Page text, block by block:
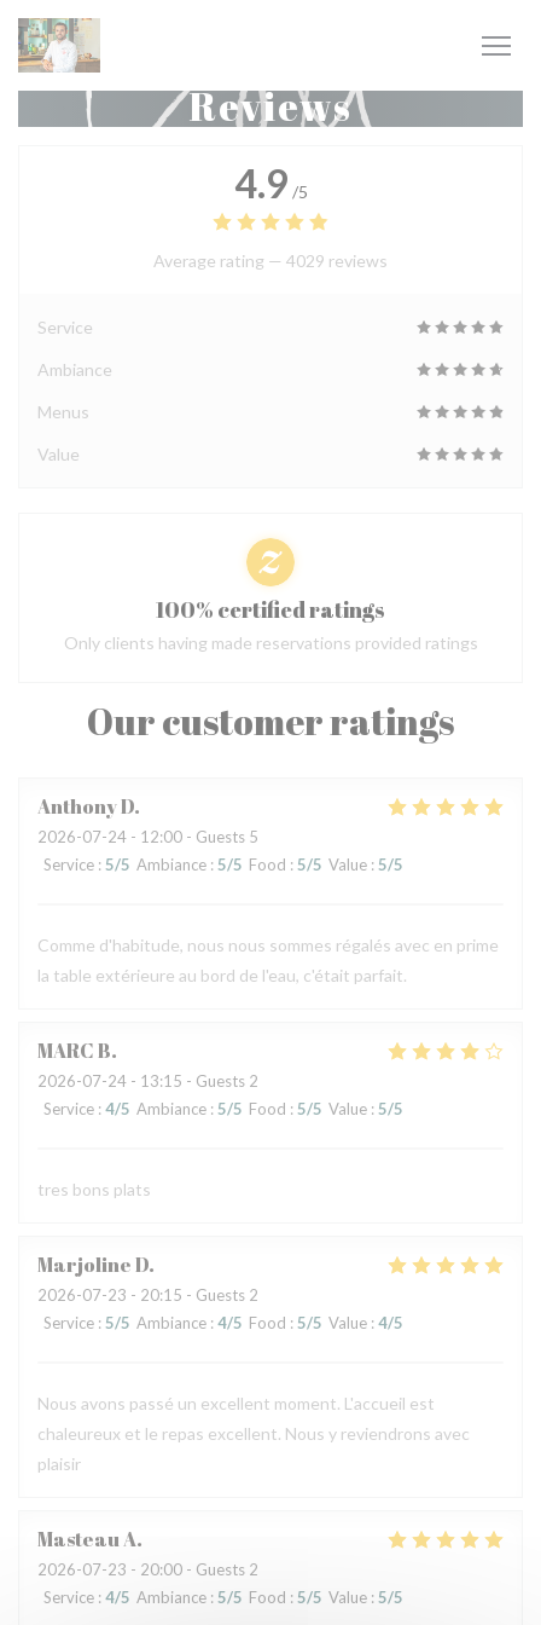
Personalizing your cookie choices
Reviews
Our customer ratings
AnthonyD
2026-07-24 - 12:00 - Guests 5
Service : 5/5 Ambiance : 5/5 Food : 5/5 Value : 5/5
Comme d'habitude, nous nous sommes régalés avec en prime
la table extérieure au bord de l'eau, c'était parfait.
MARCB
2026-07-24 - 13:15 - Guests 2
Service : 4/5 Ambiance : 5/5 Food : 5/5 Value : 5/5
tres bons plats
MarjolineD
2026-07-23 - 20:15 - Guests 2
Service : 5/5 Ambiance : 4/5 Food : 5/5 Value : 4/5
Nous avons passé un excellent moment. L'accueil est
chaleureux et le repas excellent. Nous y reviendrons avec
plaisir
MasteauA
2026-07-23 - 20:00 - Guests 2
Service : 4/5 Ambiance : 5/5 Food : 5/5 Value : 5/5
4.9 /5
Average rating — 4029 reviews
Service
Ambiance
Menus
Value
100% certified ratings
Only clients having made reservations provided ratings